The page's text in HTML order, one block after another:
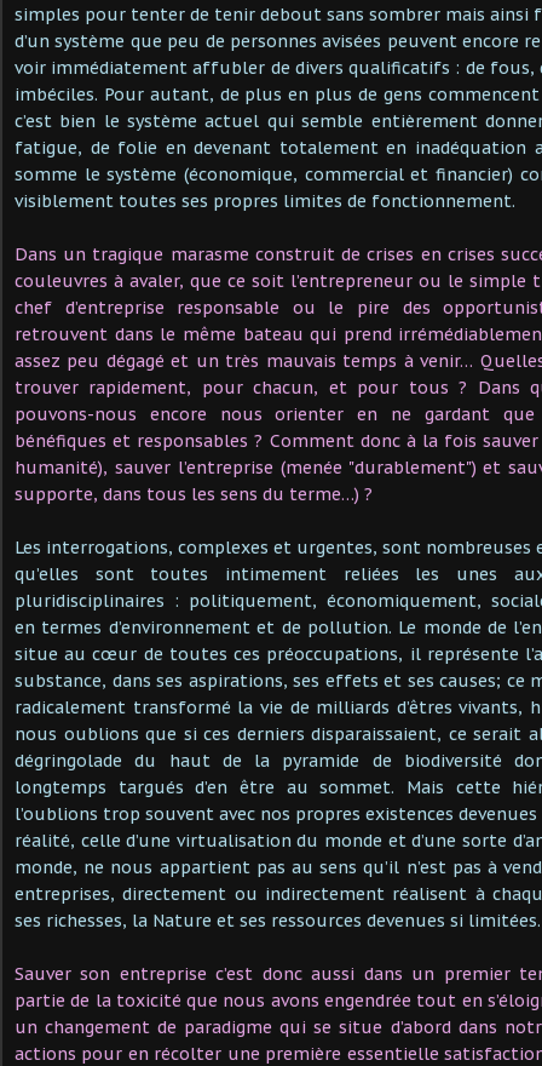
simples pour tenter de tenir debout sans sombrer mais ainsi
d’un système que peu de personnes avisées peuvent encore
voir immédiatement affubler de divers qualificatifs : de fous,
imbéciles. Pour autant, de plus en plus de gens
c’est bien le système actuel qui semble entièrement
fatigue, de folie en devenant totalement en inadéquation
somme le système (économique, commercial et financier)
visiblement toutes ses propres limites de fonctionnement.
Dans un tragique marasme construit de crises en crises
couleuvres à avaler, que ce soit l’entrepreneur ou le simple
chef d’entreprise responsable ou le pire des
retrouvent dans le même bateau qui prend
assez peu dégagé et un très mauvais temps à venir…
trouver rapidement, pour chacun, et pour tous ? Dans
pouvons-nous encore nous orienter en ne gardant
bénéfiques et responsables ? Comment donc à la fois sauver
humanité), sauver l’entreprise (menée "durablement") et
supporte, dans tous les sens du terme…) ?
Les interrogations, complexes et urgentes, sont nombreuses
qu’elles sont toutes intimement reliées les unes
pluridisciplinaires : politiquement, économiquement,
en termes d’environnement et de pollution. Le monde de
situe au cœur de toutes ces préoccupations, il représente
substance, dans ses aspirations, ses effets et ses causes; ce
radicalement transformé la vie de milliards d’êtres vivants,
nous oublions que si ces derniers disparaissaient, ce serait
dégringolade du haut de la pyramide de biodiversité
longtemps targués d’en être au sommet. Mais cette
l’oublions trop souvent avec nos propres existences
réalité, celle d’une virtualisation du monde et d’une sorte
monde, ne nous appartient pas au sens qu’il n’est pas à
entreprises, directement ou indirectement réalisent à
ses richesses, la Nature et ses ressources devenues si limitées.
Sauver son entreprise c’est donc aussi dans un premier
partie de la toxicité que nous avons engendrée tout en
un changement de paradigme qui se situe d’abord dans
actions pour en récolter une première essentielle